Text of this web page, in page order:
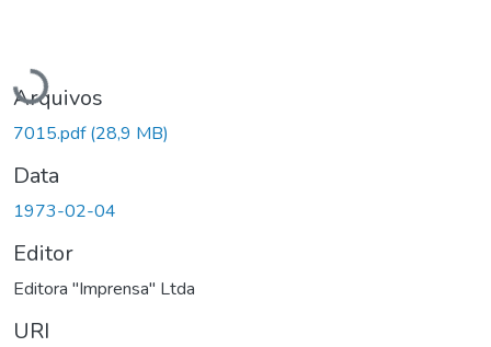
Carregando...
Arquivos
7015.pdf(28,9 MB)
Data
1973-02-04
Editor
Editora "Imprensa" Ltda
URI